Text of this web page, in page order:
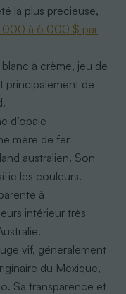
la plus précieuse,
000 à 6 000 $ par
à crème, jeu de
principalement de
d’opale
mère de fer
australien. Son
les couleurs.
à
intérieur très
vif, généralement
du Mexique,
Sa transparence et